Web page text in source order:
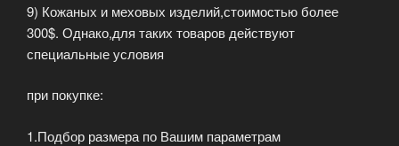
9) Кожаных и меховых изделий,стоимостью более
300$. Однако,для таких товаров действуют
специальные условия
при покупке:
1.Подбор размера по Вашим параметрам